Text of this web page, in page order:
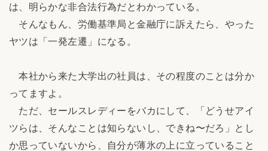
は、明らかな非合法行為だとわかっている。
そんなもん、労働基準局と金融庁に訴えたら、やった
ヤツは「一発左遷」になる。
本社から来た大学出の社員は、その程度のことは分か
ってますよ。
ただ、セールスレディーをバカにして、「どうせアイ
ツらは、そんなことは知らないし、できね〜だろ」とし
か思っていないから、自分が薄氷の上に立っていること